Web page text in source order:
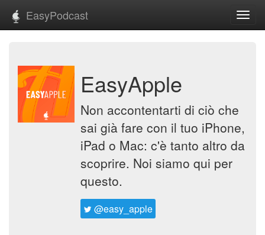
EasyPodcast
EasyApple
Non accontentarti di ciò che
sai già fare con il tuo iPhone,
iPad o Mac: c'è tanto altro da
scoprire. Noi siamo qui per
questo.
@easy_apple